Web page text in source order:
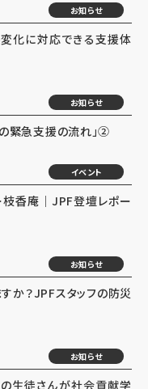
お知らせ
化に対応できる支援体
お知らせ
の緊急支援の流れ」②
イベント
枝香庵｜JPF登壇レポー
お知らせ
か？JPFスタッフの防災
お知らせ
の生徒さんが社会貢献学